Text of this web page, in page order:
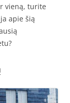
vieną, turite
apie šią